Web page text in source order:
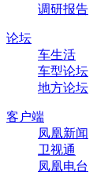
调研报告
论坛
车生活
车型论坛
地方论坛
客户端
凤凰新闻
卫视通
凤凰电台